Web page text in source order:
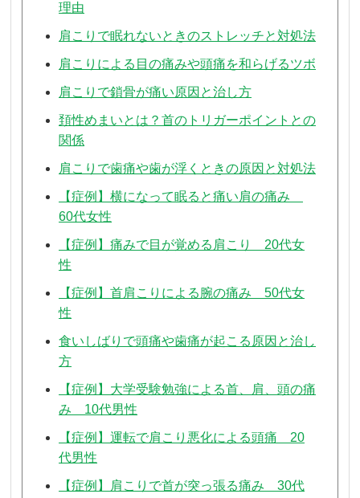
理由
肩こりで眠れないときのストレッチと対処法
肩こりによる目の痛みや頭痛を和らげるツボ
肩こりで鎖骨が痛い原因と治し方
頚性めまいとは？首のトリガーポイントとの
関係
肩こりで歯痛や歯が浮くときの原因と対処法
【症例】横になって眠ると痛い肩の痛み
60代女性
【症例】痛みで目が覚める肩こり 20代女
性
【症例】首肩こりによる腕の痛み 50代女
性
食いしばりで頭痛や歯痛が起こる原因と治し
方
【症例】大学受験勉強による首、肩、頭の痛
み 10代男性
【症例】運転で肩こり悪化による頭痛 20
代男性
【症例】肩こりで首が突っ張る痛み 30代